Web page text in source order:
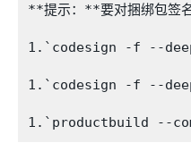
**提示：**要对捆绑包
1.`codesign -f --
1.`codesign -f --